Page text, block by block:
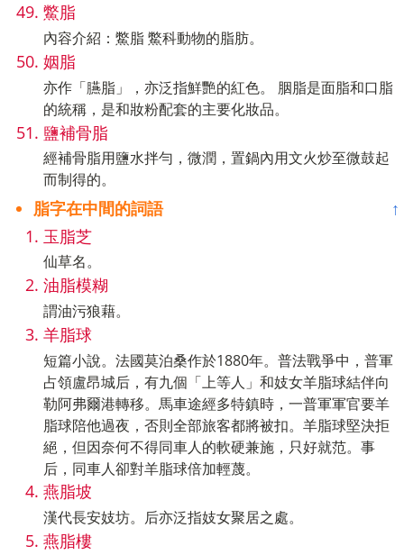
鱉脂
內容介紹：鱉脂 鱉科動物的脂肪。
姻脂
亦作「臙脂」，亦泛指鮮艷的紅色。 胭脂是面脂和口脂
的統稱，是和妝粉配套的主要化妝品。
鹽補骨脂
經補骨脂用鹽水拌勻，微潤，置鍋內用文火炒至微鼓起
而制得的。
脂字在中間的詞語
↑
玉脂芝
仙草名。
油脂模糊
謂油污狼藉。
羊脂球
短篇小說。法國莫泊桑作於1880年。普法戰爭中，普軍
占領盧昂城后，有九個「上等人」和妓女羊脂球結伴向
勒阿弗爾港轉移。馬車途經多特鎮時，一普軍軍官要羊
脂球陪他過夜，否則全部旅客都將被扣。羊脂球堅決拒
絕，但因奈何不得同車人的軟硬兼施，只好就范。事
后，同車人卻對羊脂球倍加輕蔑。
燕脂坡
漢代長安妓坊。后亦泛指妓女聚居之處。
燕脂樓